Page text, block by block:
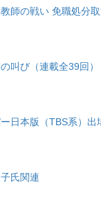
師の戦い 免職処分
叫び（連載全39回）
日本版（TBS系）出
氏関連